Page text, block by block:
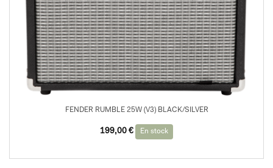
FENDER RUMBLE 25W (V3) BLACK/SILVER
199,00 € En stock